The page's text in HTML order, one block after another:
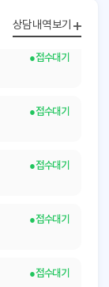
상담내역보기